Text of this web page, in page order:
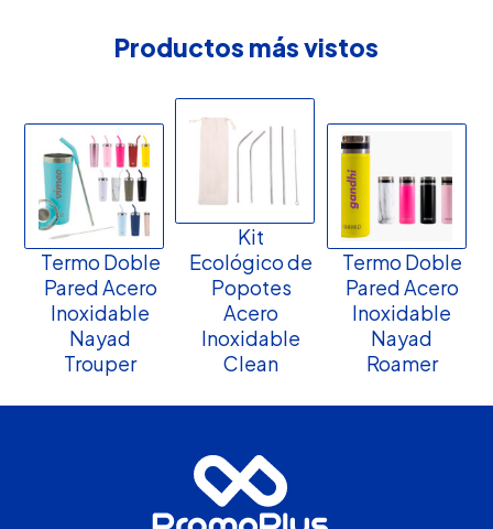
Productos más vistos
Termo Doble
Pared Acero
Inoxidable
Nayad
Trouper
Kit
Ecológico de
Popotes
Acero
Inoxidable
Clean
Termo Doble
Pared Acero
Inoxidable
Nayad
Roamer